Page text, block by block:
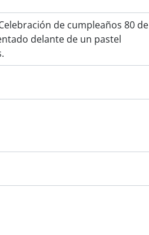
de cumpleaños 80 de
delante de un pastel